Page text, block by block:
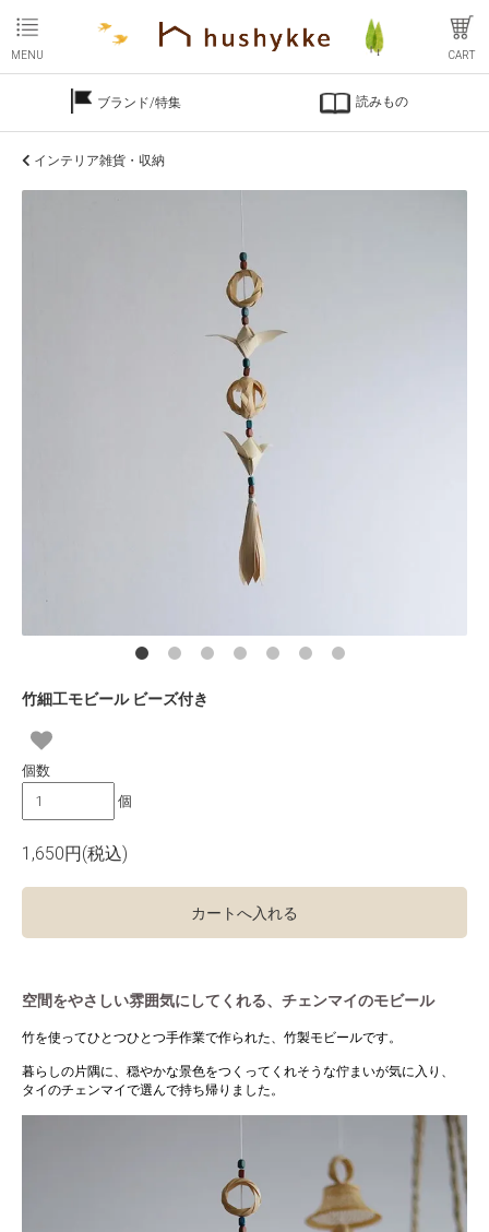
MENU CART
ブランド/特集 読みもの
インテリア雑貨・収納
竹細工モビール ビーズ付き
個数
個
1,650円(税込)
カートへ入れる
空間をやさしい雰囲気にしてくれる、チェンマイのモビール
竹を使ってひとつひとつ手作業で作られた、竹製モビールです。
暮らしの片隅に、穏やかな景色をつくってくれそうな佇まいが気に入り、
タイのチェンマイで選んで持ち帰りました。